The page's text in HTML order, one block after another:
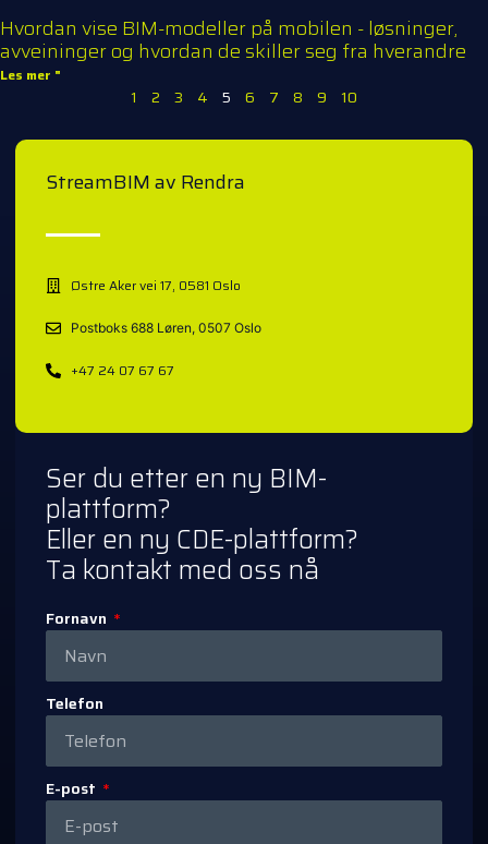
Hvordan vise BIM-modeller på mobilen - løsninger,
avveininger og hvordan de skiller seg fra hverandre
Les mer "
1 2 3 4 5 6 7 8 9 10
StreamBIM av Rendra
Østre Aker vei 17, 0581 Oslo
Postboks 688 Løren, 0507 Oslo
+47 24 07 67 67
Ser du etter en ny BIM-
plattform?
Eller en ny CDE-plattform?
Ta kontakt med oss nå
Fornavn
Telefon
E-post